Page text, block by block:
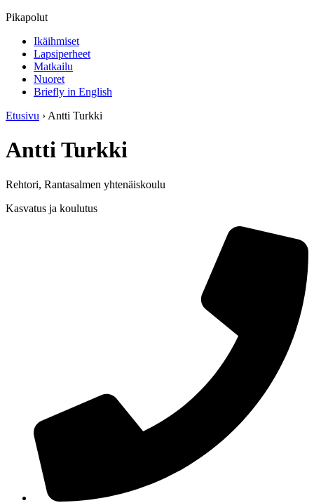
Pikapolut
Ikäihmiset
Lapsiperheet
Matkailu
Nuoret
Briefly in English
Etusivu › Antti Turkki
Antti Turkki
Rehtori, Rantasalmen yhtenäiskoulu
Kasvatus ja koulutus